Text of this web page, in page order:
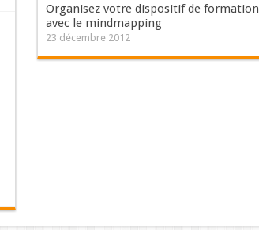
Organisez votre dispositif de formation
avec le mindmapping
23 décembre 2012